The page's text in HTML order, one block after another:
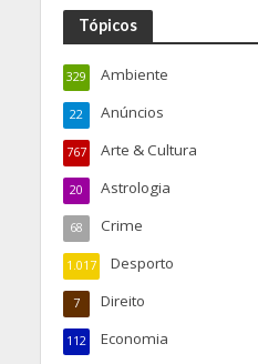
Tópicos
Ambiente
329
Anúncios
22
Arte & Cultura
767
Astrologia
20
Crime
68
Desporto
1.017
Direito
7
Economia
112